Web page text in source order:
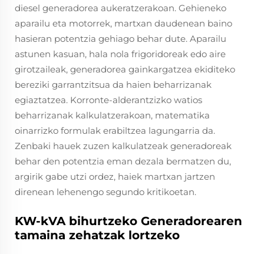
diesel generadorea aukeratzerakoan. Gehieneko
aparailu eta motorrek, martxan daudenean baino
hasieran potentzia gehiago behar dute. Aparailu
astunen kasuan, hala nola frigoridoreak edo aire
girotzaileak, generadorea gainkargatzea ekiditeko
bereziki garrantzitsua da haien beharrizanak
egiaztatzea. Korronte-alderantzizko watios
beharrizanak kalkulatzerakoan, matematika
oinarrizko formulak erabiltzea lagungarria da.
Zenbaki hauek zuzen kalkulatzeak generadoreak
behar den potentzia eman dezala bermatzen du,
argirik gabe utzi ordez, haiek martxan jartzen
direnean lehenengo segundo kritikoetan.
KW-kVA bihurtzeko Generadorearen
tamaina zehatzak lortzeko